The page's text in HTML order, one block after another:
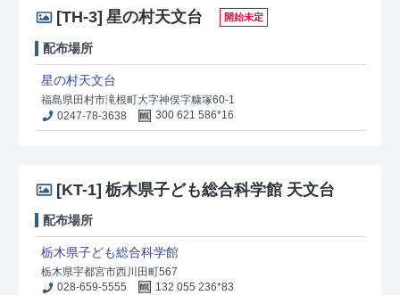
[TH-3] 星の村天文台 開始未定
配布場所
星の村天文台
福島県田村市滝根町大字神俣字糠塚60-1
0247-78-3638
300 621 586*16
[KT-1] 栃木県子ども総合科学館 天文台
配布場所
栃木県子ども総合科学館
栃木県宇都宮市西川田町567
028-659-5555
132 055 236*83